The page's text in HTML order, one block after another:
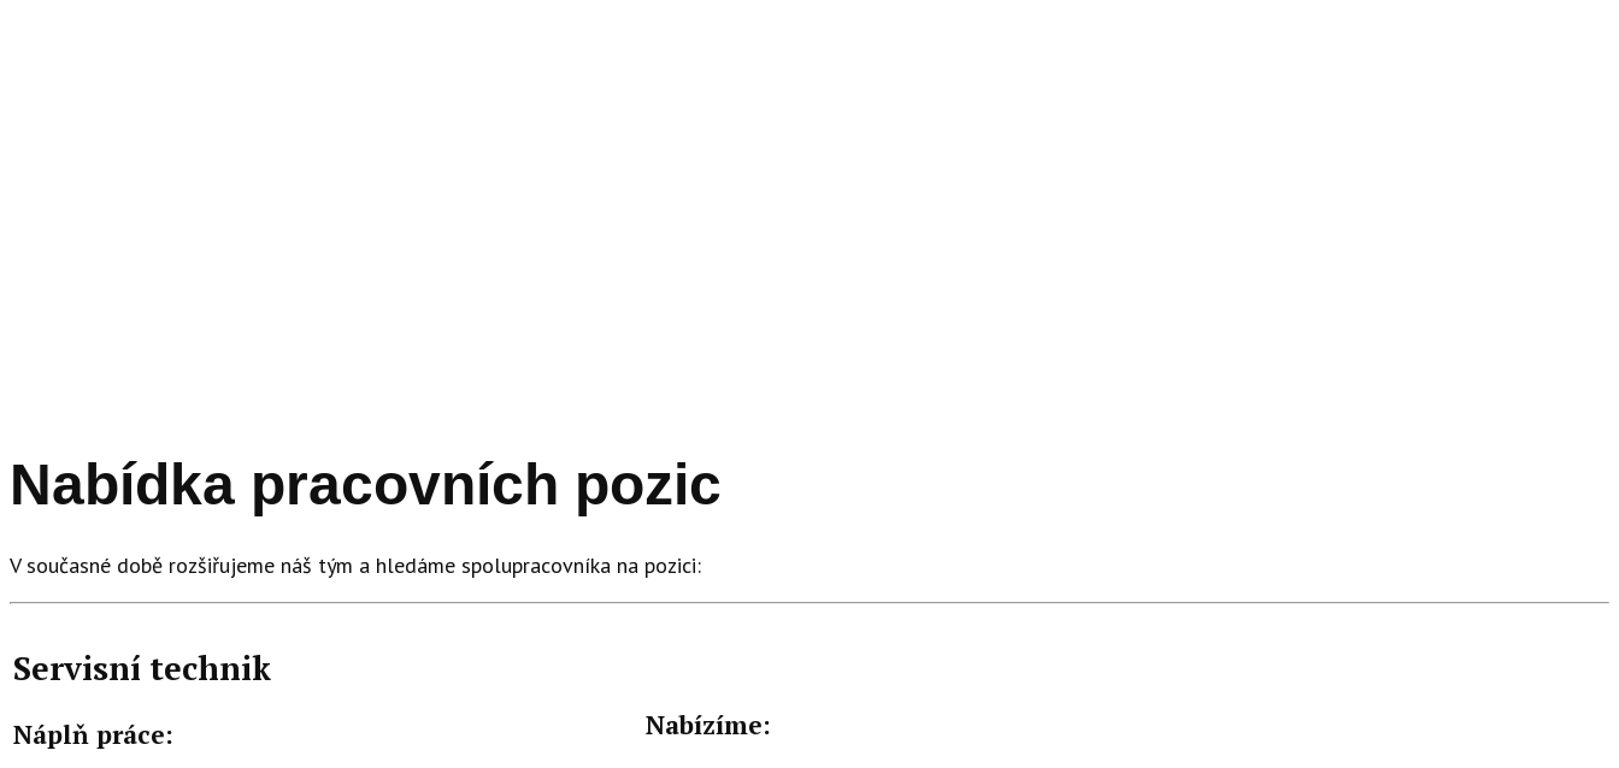
Nabídka pracovních pozic
V současné době rozšiřujeme náš tým a hledáme spolupracovníka na pozici:
Servisní technik
Náplň práce: Nabízíme: